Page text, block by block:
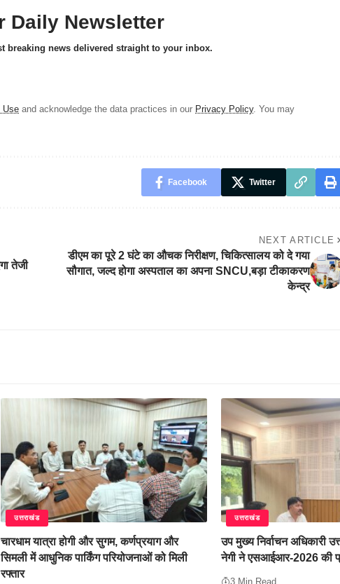
Daily Newsletter
breaking news delivered straight to your inbox.
Use and acknowledge the data practices in our Privacy Policy. You may
Facebook Twitter
तेजी
NEXT ARTICLE
डीएम का पूरे 2 घंटे का औचक निरीक्षण, चिकित्सालय को दे गया
सौगात, जल्द होगा अस्पताल का अपना SNCU,बड़ा टीकाकरण
केन्द्र
उत्तराखंड
चारधाम यात्रा होगी और सुगम, कर्णप्रयाग और
सिमली में आधुनिक पार्किंग परियोजनाओं को मिली
रफ्तार
उत्तराखंड
उप मुख्य निर्वाचन अधिकारी
नेगी ने एसआईआर-2026 की
3 Min Read